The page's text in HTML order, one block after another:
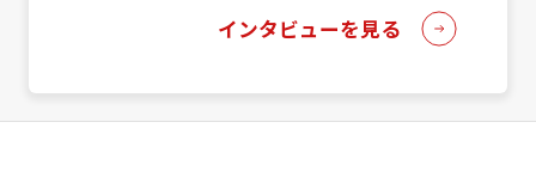
インタビューを見る